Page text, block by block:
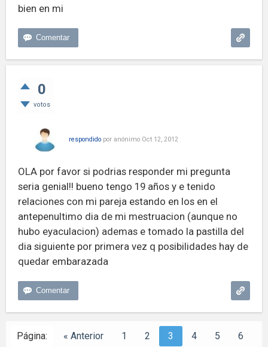
bien en mi
0
votos
respondido por anónimo Oct 12, 2012
OLA por favor si podrias responder mi pregunta
seria genial!! bueno tengo 19 años y e tenido
relaciones con mi pareja estando en los en el
antepenultimo dia de mi mestruacion (aunque no
hubo eyaculacion) ademas e tomado la pastilla del
dia siguiente por primera vez q posibilidades hay de
quedar embarazada
Página: « Anterior 1 2 3 4 5
6